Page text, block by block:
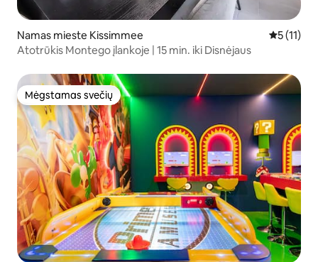
Namas mieste Kissimmee Vidutinis
5 (11)
Atotrūkis Montego įlankoje | 15 min. iki Disnėjaus
Mėgstamas svečių
Mėgstamas svečių